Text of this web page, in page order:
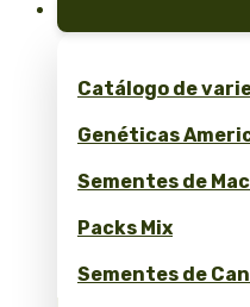
Catálogo de
Genéticas
Sementes de
Packs Mix
Sementes de